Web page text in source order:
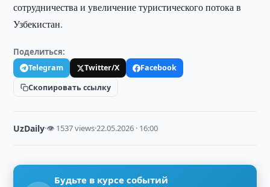
сотрудничества и увеличение туристического потока в
Узбекистан.
Поделиться:
Telegram Twitter/X
Facebook
Скопировать ссылку
UzDaily·👁 1537 views·22.05.2026 · 16:00
Будьте в курсе событий